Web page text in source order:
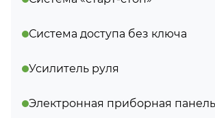
Система доступа без ключа
Усилитель руля
Электронная приборная панель